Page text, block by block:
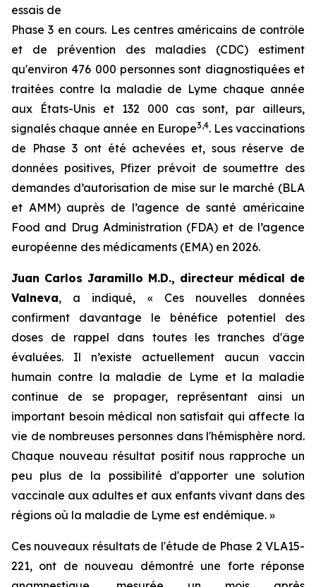
essais de
Phase 3 en cours. Les centres américains de contrôle
et de prévention des maladies (CDC) estiment
qu'environ 476 000 personnes sont diagnostiquées et
traitées contre la maladie de Lyme chaque année
aux États-Unis et 132 000 cas sont, par ailleurs,
signalés chaque année en Europe3,4. Les vaccinations
de Phase 3 ont été achevées et, sous réserve de
données positives, Pfizer prévoit de soumettre des
demandes d’autorisation de mise sur le marché (BLA
et AMM) auprès de l’agence de santé américaine
Food and Drug Administration (FDA) et de l’agence
européenne des médicaments (EMA) en 2026.
Juan Carlos Jaramillo M.D., directeur médical de
Valneva, a indiqué, « Ces nouvelles données
confirment davantage le bénéfice potentiel des
doses de rappel dans toutes les tranches d'âge
évaluées. Il n’existe actuellement aucun vaccin
humain contre la maladie de Lyme et la maladie
continue de se propager, représentant ainsi un
important besoin médical non satisfait qui affecte la
vie de nombreuses personnes dans l'hémisphère nord.
Chaque nouveau résultat positif nous rapproche un
peu plus de la possibilité d'apporter une solution
vaccinale aux adultes et aux enfants vivant dans des
régions où la maladie de Lyme est endémique. »
Ces nouveaux résultats de l'étude de Phase 2 VLA15-
221, ont de nouveau démontré une forte réponse